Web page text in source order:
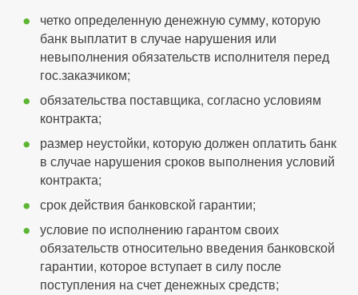
четко определенную денежную сумму, которую
банк выплатит в случае нарушения или
невыполнения обязательств исполнителя перед
гос.заказчиком;
обязательства поставщика, согласно условиям
контракта;
размер неустойки, которую должен оплатить банк
в случае нарушения сроков выполнения условий
контракта;
срок действия банковской гарантии;
условие по исполнению гарантом своих
обязательств относительно введения банковской
гарантии, которое вступает в силу после
поступления на счет денежных средств;